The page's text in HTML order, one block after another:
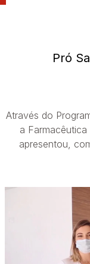
Pró
Através do
a
apresentou,